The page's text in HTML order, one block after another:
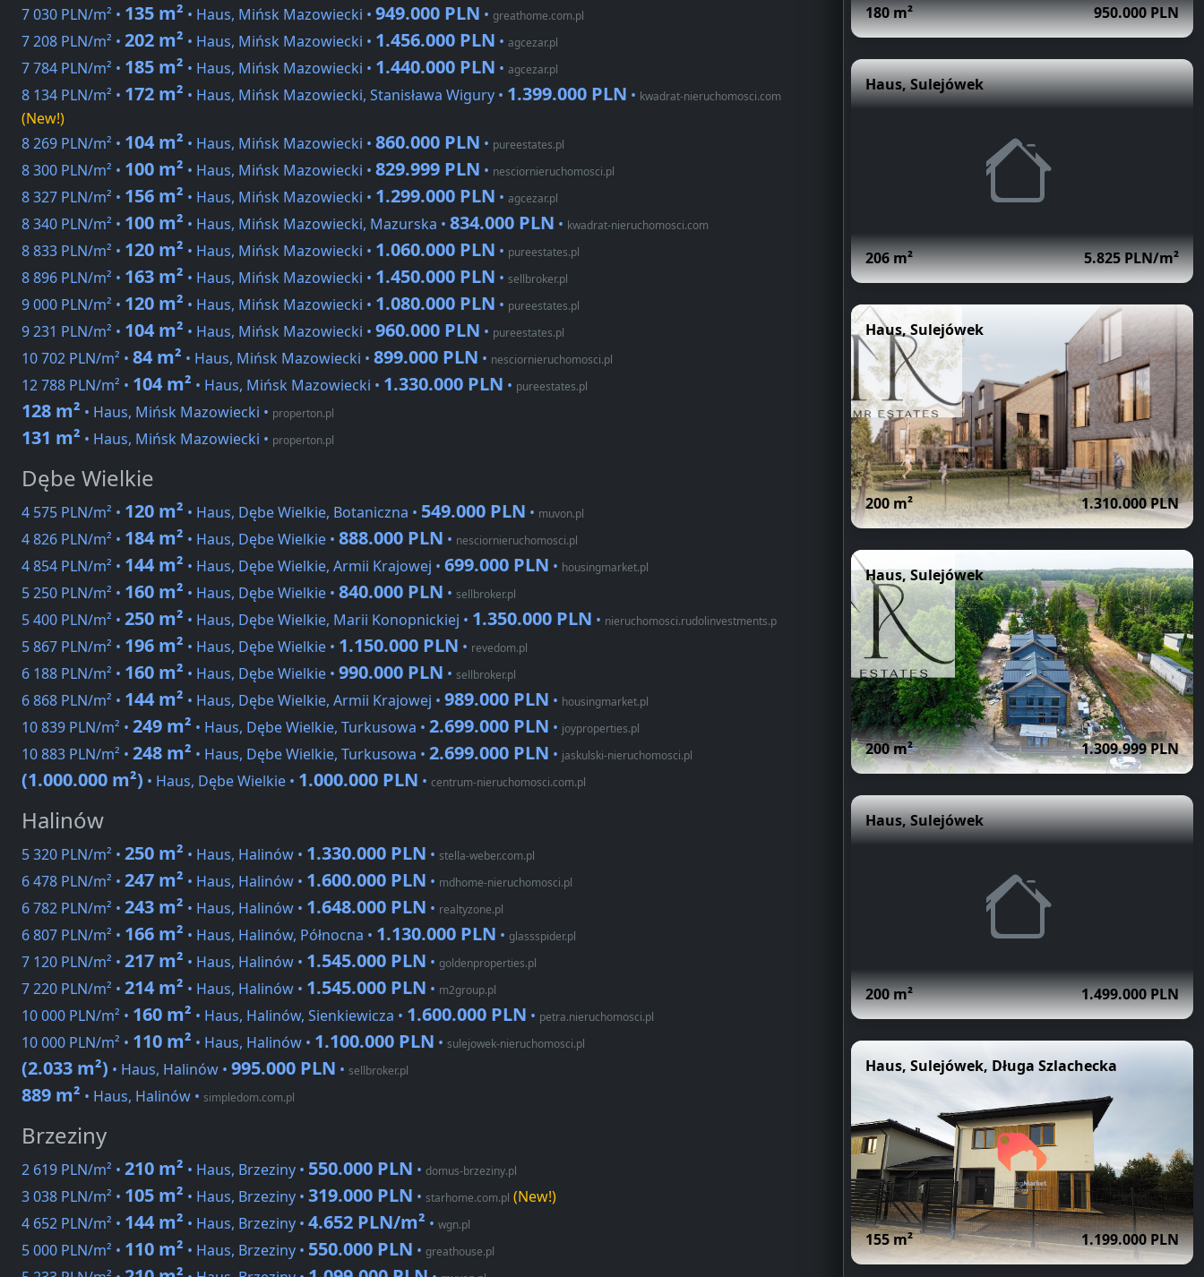
7 030 PLN/m² • 135 m² • Haus, Mińsk Mazowiecki • 949.000 PLN • greathome.com.pl
7 208 PLN/m² • 202 m² • Haus, Mińsk Mazowiecki • 1.456.000 PLN • agcezar.pl
7 784 PLN/m² • 185 m² • Haus, Mińsk Mazowiecki • 1.440.000 PLN • agcezar.pl
8 134 PLN/m² • 172 m² • Haus, Mińsk Mazowiecki, Stanisława Wigury • 1.399.000 PLN • kwadrat-nieruchomosci.com
(New!)
8 269 PLN/m² • 104 m² • Haus, Mińsk Mazowiecki • 860.000 PLN • pureestates.pl
8 300 PLN/m² • 100 m² • Haus, Mińsk Mazowiecki • 829.999 PLN • nesciornieruchomosci.pl
8 327 PLN/m² • 156 m² • Haus, Mińsk Mazowiecki • 1.299.000 PLN • agcezar.pl
8 340 PLN/m² • 100 m² • Haus, Mińsk Mazowiecki, Mazurska • 834.000 PLN • kwadrat-nieruchomosci.com
8 833 PLN/m² • 120 m² • Haus, Mińsk Mazowiecki • 1.060.000 PLN • pureestates.pl
8 896 PLN/m² • 163 m² • Haus, Mińsk Mazowiecki • 1.450.000 PLN • sellbroker.pl
9 000 PLN/m² • 120 m² • Haus, Mińsk Mazowiecki • 1.080.000 PLN • pureestates.pl
9 231 PLN/m² • 104 m² • Haus, Mińsk Mazowiecki • 960.000 PLN • pureestates.pl
10 702 PLN/m² • 84 m² • Haus, Mińsk Mazowiecki • 899.000 PLN • nesciornieruchomosci.pl
12 788 PLN/m² • 104 m² • Haus, Mińsk Mazowiecki • 1.330.000 PLN • pureestates.pl
128 m² • Haus, Mińsk Mazowiecki • properton.pl
131 m² • Haus, Mińsk Mazowiecki • properton.pl
Dębe Wielkie
4 575 PLN/m² • 120 m² • Haus, Dębe Wielkie, Botaniczna • 549.000 PLN • muvon.pl
4 826 PLN/m² • 184 m² • Haus, Dębe Wielkie • 888.000 PLN • nesciornieruchomosci.pl
4 854 PLN/m² • 144 m² • Haus, Dębe Wielkie, Armii Krajowej • 699.000 PLN • housingmarket.pl
5 250 PLN/m² • 160 m² • Haus, Dębe Wielkie • 840.000 PLN • sellbroker.pl
5 400 PLN/m² • 250 m² • Haus, Dębe Wielkie, Marii Konopnickiej • 1.350.000 PLN • nieruchomosci.rudolinvestments.p
5 867 PLN/m² • 196 m² • Haus, Dębe Wielkie • 1.150.000 PLN • revedom.pl
6 188 PLN/m² • 160 m² • Haus, Dębe Wielkie • 990.000 PLN • sellbroker.pl
6 868 PLN/m² • 144 m² • Haus, Dębe Wielkie, Armii Krajowej • 989.000 PLN • housingmarket.pl
10 839 PLN/m² • 249 m² • Haus, Dębe Wielkie, Turkusowa • 2.699.000 PLN • joyproperties.pl
10 883 PLN/m² • 248 m² • Haus, Dębe Wielkie, Turkusowa • 2.699.000 PLN • jaskulski-nieruchomosci.pl
(1.000.000 m²) • Haus, Dębe Wielkie • 1.000.000 PLN • centrum-nieruchomosci.com.pl
Halinów
5 320 PLN/m² • 250 m² • Haus, Halinów • 1.330.000 PLN • stella-weber.com.pl
6 478 PLN/m² • 247 m² • Haus, Halinów • 1.600.000 PLN • mdhome-nieruchomosci.pl
6 782 PLN/m² • 243 m² • Haus, Halinów • 1.648.000 PLN • realtyzone.pl
6 807 PLN/m² • 166 m² • Haus, Halinów, Północna • 1.130.000 PLN • glassspider.pl
7 120 PLN/m² • 217 m² • Haus, Halinów • 1.545.000 PLN • goldenproperties.pl
7 220 PLN/m² • 214 m² • Haus, Halinów • 1.545.000 PLN • m2group.pl
10 000 PLN/m² • 160 m² • Haus, Halinów, Sienkiewicza • 1.600.000 PLN • petra.nieruchomosci.pl
10 000 PLN/m² • 110 m² • Haus, Halinów • 1.100.000 PLN • sulejowek-nieruchomosci.pl
(2.033 m²) • Haus, Halinów • 995.000 PLN • sellbroker.pl
889 m² • Haus, Halinów • simpledom.com.pl
Brzeziny
2 619 PLN/m² • 210 m² • Haus, Brzeziny • 550.000 PLN • domus-brzeziny.pl
3 038 PLN/m² • 105 m² • Haus, Brzeziny • 319.000 PLN • starhome.com.pl (New!)
4 652 PLN/m² • 144 m² • Haus, Brzeziny • 4.652 PLN/m² • wgn.pl
5 000 PLN/m² • 110 m² • Haus, Brzeziny • 550.000 PLN • greathouse.pl